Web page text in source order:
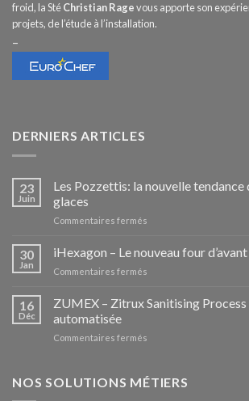
froid, la StéChristian Ragevous apporte son
projets, de l’étude à l’installation.
–
DERNIERS ARTICLES
23
Juin
Les Pozzettis: la nouvelle tendance
glaces
Commentaires fermés
Pozzettis:
la
des
30
Jan
iHexagon – Le nouveau four
Commentaires fermés
–
Le
de
16
Déc
ZUMEX – Zitrux Sanitising
automatisée
Commentaires fermés
Zitrux
NOS SOLUTIONS MÉTIERS